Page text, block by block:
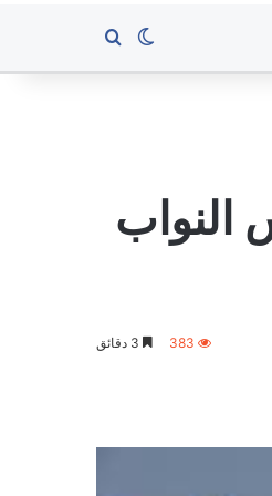
الوضع المظلم
بحث عن
النواب
383